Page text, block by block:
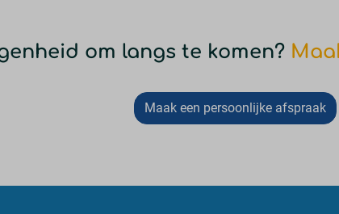
om langs te komen?
Maak een persoonlijke afspraak